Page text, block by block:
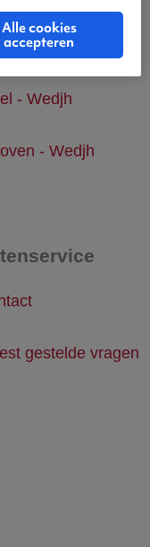
- Wedjh
- Wedjh
gestelde vragen
Alle cookies
accepteren